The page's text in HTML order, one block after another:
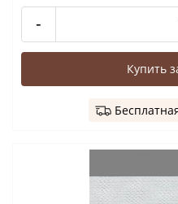
-
Купить